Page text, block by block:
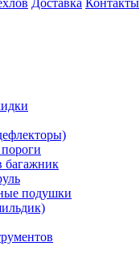
Доставка Контакты
багажник
подушки